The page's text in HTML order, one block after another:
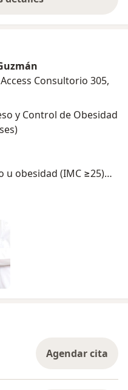
la experiencia
Consultorio 305,
y Control de Obesidad
u obesidad (IMC ≥25)
masa grasa con
ajuste
lograr resultados
de forma médica y
grasa
ósea y optimizando
que realmente puedes
Agendar cita